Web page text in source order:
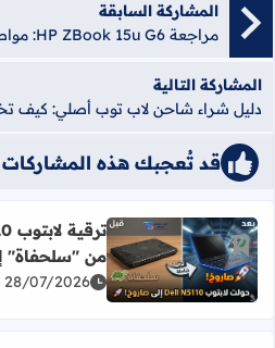
المشاركة السابقة
المشاركة التالية
قد تُعجبك هذه المشاركات
أضف إلى العلامات المرجعية
اقرأ المزيد عن ترقية لابتوب Dell N5110 القديم: حولته من "سلحفاة" إلى صاروخ 🚀
من "سلحفاة"
28/07/2026